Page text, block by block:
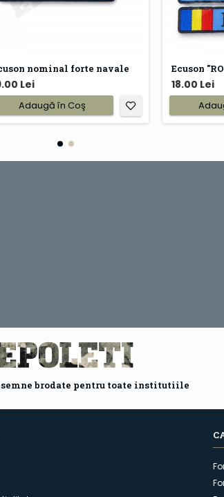
nominal forte navale
Lei
Adaugă în Coş
18.00 Lei
brodate pentru toate institutiile